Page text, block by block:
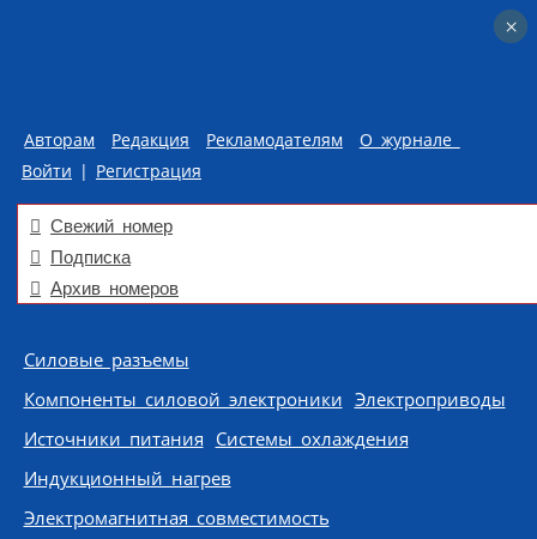
Авторам Редакция Рекламодателям
О журнале
Войти | Регистрация
Свежий номер
Подписка
Архив номеров
Skip to content
Силовые разъемы
Компоненты силовой электроники Электроприводы
Источники питания Системы охлаждения
Индукционный нагрев
Электромагнитная совместимость
×
×